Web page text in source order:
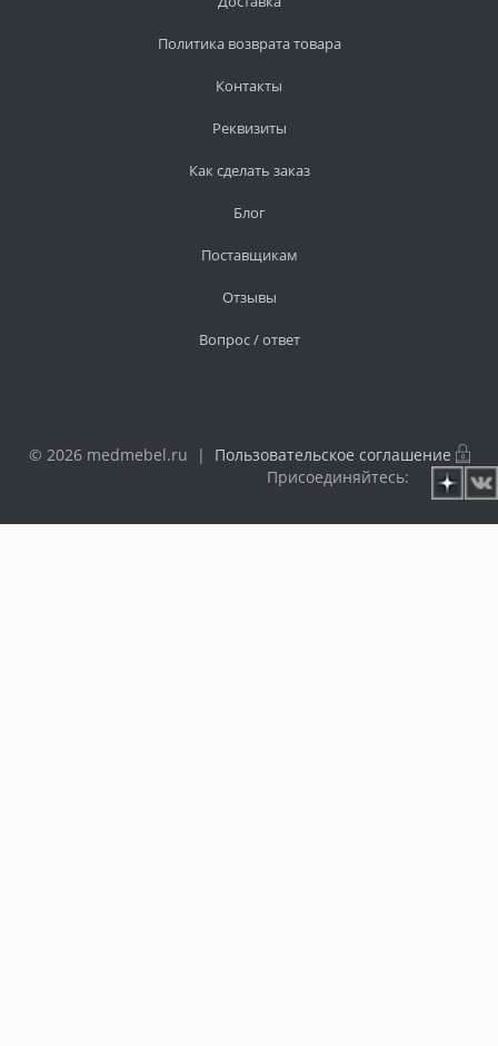
Политика возврата товара
Контакты
Реквизиты
Как сделать заказ
Блог
Поставщикам
Отзывы
Вопрос / ответ
© 2026 medmebel.ru | Пользовательское соглашение
Присоединяйтесь: